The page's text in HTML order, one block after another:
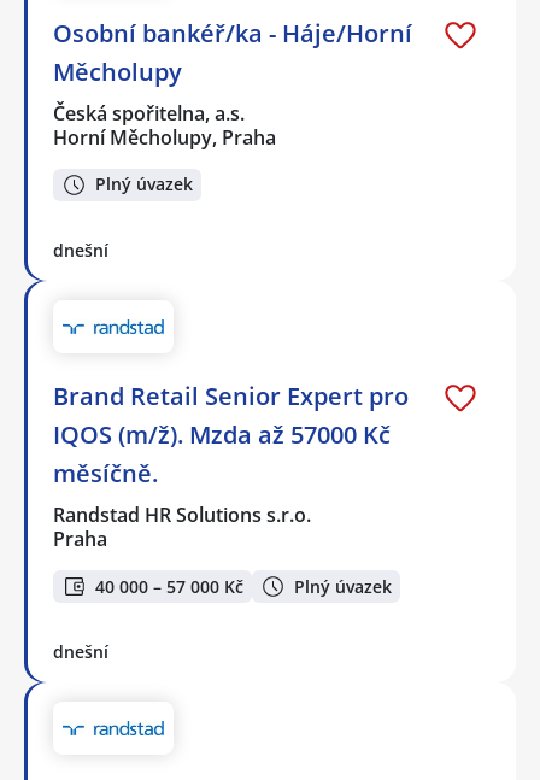
Osobní bankéř/ka - Háje/Horní
Měcholupy
Česká spořitelna, a.s.
Horní Měcholupy, Praha
Plný úvazek
dnešní
Brand Retail Senior Expert pro
IQOS (m/ž). Mzda až 57000 Kč
měsíčně.
Randstad HR Solutions s.r.o.
Praha
40 000 – 57 000 Kč Plný úvazek
dnešní